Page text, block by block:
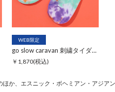
WEB限定
go slow caravan 刺繍タイダイクウォーターソックス【WEB限定】
￥1,870(税込)
ほか、エスニック・ボヘミアン・アジア